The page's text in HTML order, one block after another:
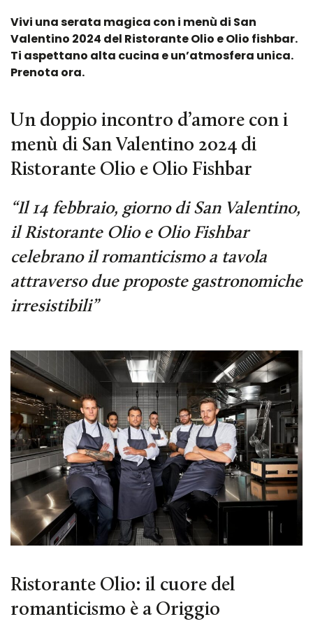
Vivi una serata magica con i menù di San
Valentino 2024 del Ristorante Olio e Olio fishbar.
Ti aspettano alta cucina e un’atmosfera unica.
Prenota ora.
Un doppio incontro d’amore con i
menù di San Valentino 2024 di
Ristorante Olio e Olio Fishbar
“Il 14 febbraio, giorno di San Valentino,
il Ristorante Olio e Olio Fishbar
celebrano il romanticismo a tavola
attraverso due proposte gastronomiche
irresistibili”
Ristorante Olio: il cuore del
romanticismo è a Origgio